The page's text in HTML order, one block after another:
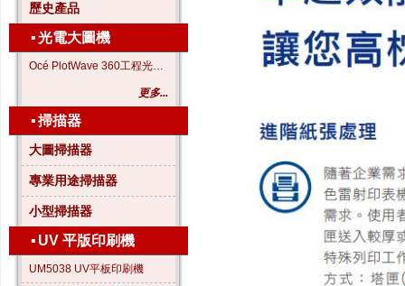
歷史產品
▪光電大圖機
Océ PlotWave 360工程光電大圖機
更多...
▪掃描器
大圖掃描器
專業用途掃描器
小型掃描器
▪ UV 平版印刷機
UM5038 UV平板印刷機